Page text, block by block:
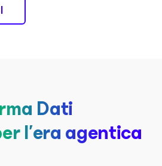
Dati
l'era agentica